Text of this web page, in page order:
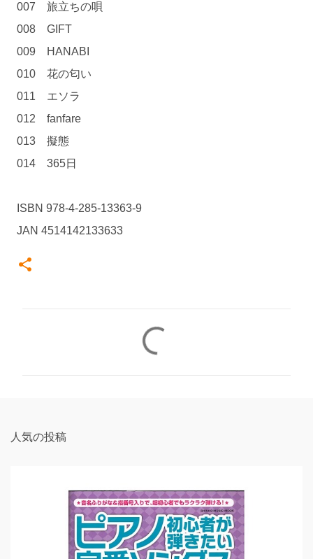
007 旅立ちの唄
008 GIFT
009 HANABI
010 花の匂い
011 エソラ
012 fanfare
013 擬態
014 365日
ISBN 978-4-285-13363-9
JAN 4514142133633
人気の投稿